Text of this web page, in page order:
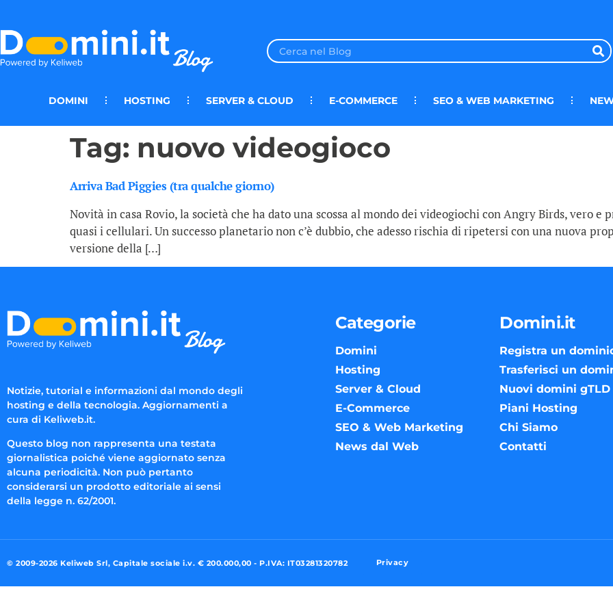
DOMINI HOSTING SERVER & CLOUD E-COMMERCE SEO & WEB MARKETING
Tag: nuovo videogioco
Arriva Bad Piggies (tra qualche giorno)
Novità in casa Rovio, la società che ha dato una scossa al mondo dei videogiochi con Angry Birds, vero
quasi i cellulari. Un successo planetario non c’è dubbio, che adesso rischia di ripetersi con una nuova
versione della […]
Notizie, tutorial e informazioni dal mondo degli
hosting e della tecnologia. Aggiornamenti a
cura di Keliweb.it.
Questo blog non rappresenta una testata
giornalistica poiché viene aggiornato senza
alcuna periodicità. Non può pertanto
considerarsi un prodotto editoriale ai sensi
della legge n. 62/2001.
Categorie
Domini
Hosting
Server & Cloud
E-Commerce
SEO & Web Marketing
News dal Web
Domini.it
Registra un
Trasferisci un
Nuovi domini gTLD
Piani Hosting
Chi Siamo
Contatti
© 2009-2026 Keliweb Srl, Capitale sociale i.v. € 200.000,00 - P.IVA: IT03281320782 Privacy